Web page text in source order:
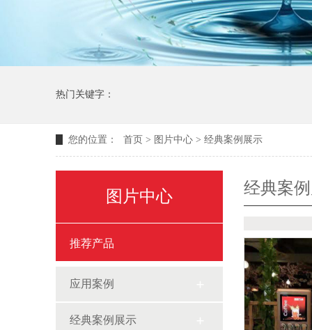
热门关键字：
您的位置： 首页 > 图片中心 > 经典案例展示
图片中心
推荐产品
应用案例
经典案例展示
经典案